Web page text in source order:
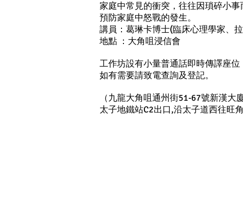
家庭中常見的衝突，往往因瑣碎小
預防家庭中怒戰的發生。
講員：葛琳卡博士(臨床心理學家、
地點 ：大角咀浸信會
工作坊設有小量普通話即時傳譯座位
如有需要請致電查詢及登記。
（九龍大角咀通州街51-67號新漢大
太子地鐵站C2出口,沿太子道西往旺